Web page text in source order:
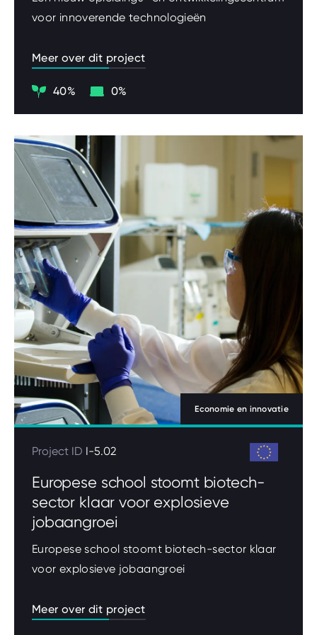
voor innoverende technologieën
Meer over dit project
Klimaat
40% Digitalisering
0%
Economie en innovatie
Project ID I-5.02
Europese school stoomt biotech-
sector klaar voor explosieve
jobaangroei
Europese school stoomt biotech-sector klaar
voor explosieve jobaangroei
Meer over dit project